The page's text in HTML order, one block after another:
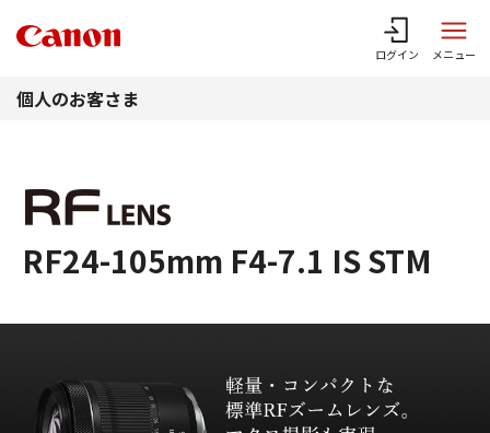
ログイン メニュー
個人のお客さま
RF24-105mm F4-7.1 IS STM